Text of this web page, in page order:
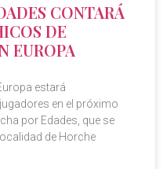
CONTARÁ
DE
EUROPA
estará
en el próximo
por Edades, que se
de Horche